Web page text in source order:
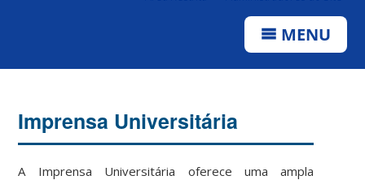
MENU
Imprensa Universitária
A Imprensa Universitária oferece uma ampla